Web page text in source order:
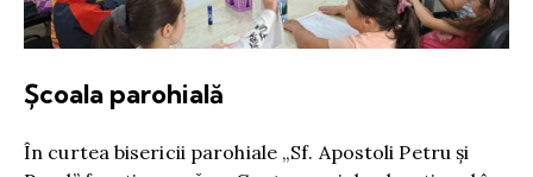
Școala parohială
În curtea bisericii parohiale „Sf. Apostoli Petru și